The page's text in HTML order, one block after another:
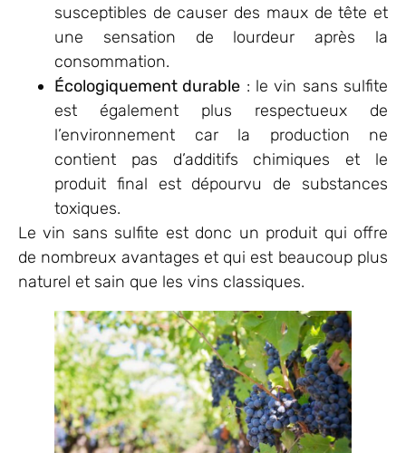
susceptibles de causer des maux de tête et
une sensation de lourdeur après la
consommation.
Écologiquement durable : le vin sans sulfite
est également plus respectueux de
l’environnement car la production ne
contient pas d’additifs chimiques et le
produit final est dépourvu de substances
toxiques.
Le vin sans sulfite est donc un produit qui offre
de nombreux avantages et qui est beaucoup plus
naturel et sain que les vins classiques.